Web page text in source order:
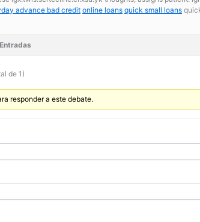
advance bad credit online loans quick small loans
Entradas
de 1)
responder a este debate.